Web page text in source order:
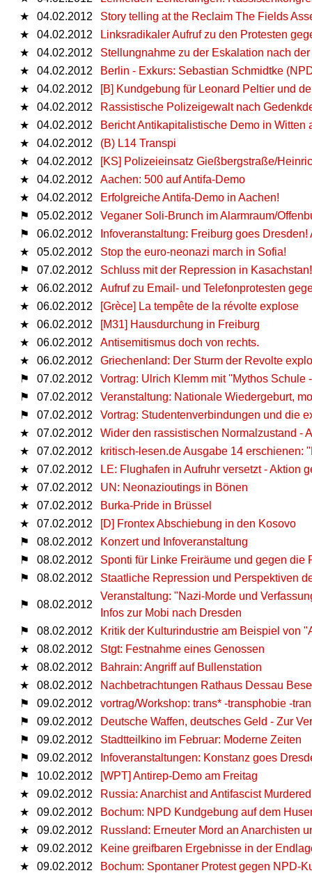
★
04.02.2012
Story telling at the Reclaim The Fields
★
04.02.2012
Linksradikaler Aufruf zu den Protesten
★
04.02.2012
Stellungnahme zu der Eskalation nach
★
04.02.2012
Berlin - Exkurs: Sebastian Schmidtke
★
04.02.2012
[B] Kundgebung für Leonard Peltier und
★
04.02.2012
Rassistische Polizeigewalt nach
★
04.02.2012
Bericht Antikapitalistische Demo in Witten
★
04.02.2012
(B) L14 Transpi
★
04.02.2012
[KS] Polizeieinsatz Gießbergstraße/
★
04.02.2012
Aachen: 500 auf Antifa-Demo
★
04.02.2012
Erfolgreiche Antifa-Demo in Aachen!
⚑
05.02.2012
Veganer Soli-Brunch im Alarmraum/
⚑
06.02.2012
Infoveranstaltung: Freiburg goes
★
05.02.2012
Stop the euro-neonazi march in Sofia!
⚑
07.02.2012
Schluss mit der Repression in Kasachstan!
★
06.02.2012
Aufruf zu Email- und Telefonprotesten
★
06.02.2012
[Grèce] La tempête de la révolte explose
★
06.02.2012
[M31] Hausdurchung in Freiburg
★
06.02.2012
Antisemitismus doch von rechts.
★
06.02.2012
Griechenland: Der Sturm der Revolte
⚑
07.02.2012
Vortrag: Ulrich Klemm mit ''Mythos
⚑
07.02.2012
Veranstaltung: Nationale Wiedergeburt,
⚑
07.02.2012
Vortrag: Studentenverbindungen und die
★
07.02.2012
Wider den rassistischen Normalzustand -
★
07.02.2012
kritisch-lesen.de Ausgabe 14 erschienen:
★
07.02.2012
LE: Flughafen in Aufruhr versetzt - Aktion
★
07.02.2012
UN: Neonazioutings in Bönen
★
07.02.2012
Burka-Pride in Brüssel
★
07.02.2012
[D] Frontex Abschiebung in den Kosovo
⚑
08.02.2012
Konzert und Infoveranstaltung
⚑
08.02.2012
Sponti für Linke Freiräume und gegen die
⚑
08.02.2012 Staatliche Repression und Perspektiven
⚑ 08.02.2012
Veranstaltung: "Na­zi-​Mor­de und
Infos zur Mobi nach Dresden
⚑
08.02.2012
Kritik der Kulturindustrie am Beispiel von
★
08.02.2012
Stgt: Festnahme eines Genossen
★
08.02.2012
Bahrain: Angriff auf Bullenstation
★
08.02.2012
Nachbetrachtungen Rathaus Dessau
⚑
09.02.2012
vortrag/Workshop: trans* -transphobie -
⚑
09.02.2012
Deutsche Waffen, deutsches Geld - Zur
⚑
09.02.2012
Stadtteilkino im Februar: Moderne Zeiten
⚑
09.02.2012
Infoveranstaltungen: Konstanz goes
⚑
10.02.2012
[WPT] Antirep-Demo am Freitag
★
09.02.2012
Russia: Anarchist and Antifascist Murdered
★
09.02.2012
Bochum: NPD Kundgebung auf dem
★
09.02.2012
Russland: Erneuter Mord an Anarchisten
★
09.02.2012
Keine greifbaren Ergebnisse in der
★
09.02.2012
Bochum: Spontaner Protest gegen NPD-